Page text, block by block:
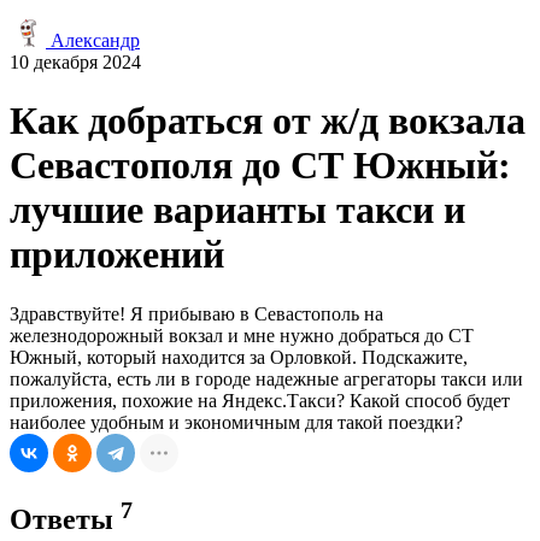
Александр
10 декабря 2024
Как добраться от ж/д вокзала
Севастополя до СТ Южный:
лучшие варианты такси и
приложений
Здравствуйте! Я прибываю в Севастополь на
железнодорожный вокзал и мне нужно добраться до СТ
Южный, который находится за Орловкой. Подскажите,
пожалуйста, есть ли в городе надежные агрегаторы такси или
приложения, похожие на Яндекс.Такси? Какой способ будет
наиболее удобным и экономичным для такой поездки?
Ответы 7